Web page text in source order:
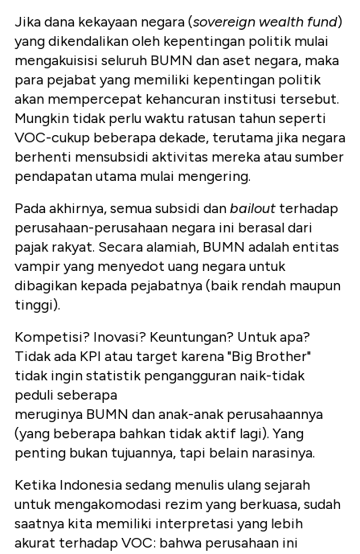
Jika dana kekayaan negara (sovereign wealth fund)
yang dikendalikan oleh kepentingan politik mulai
mengakuisisi seluruh BUMN dan aset negara, maka
para pejabat yang memiliki kepentingan politik
akan mempercepat kehancuran institusi tersebut.
Mungkin tidak perlu waktu ratusan tahun seperti
VOC-cukup beberapa dekade, terutama jika negara
berhenti mensubsidi aktivitas mereka atau sumber
pendapatan utama mulai mengering.
Pada akhirnya, semua subsidi danbailout terhadap
perusahaan-perusahaan negara ini berasal dari
pajak rakyat. Secara alamiah, BUMN adalah entitas
vampir yang menyedot uang negara untuk
dibagikan kepada pejabatnya (baik rendah maupun
tinggi).
Kompetisi? Inovasi? Keuntungan? Untuk apa?
Tidak ada KPI atau target karena "Big Brother"
tidak ingin statistik pengangguran naik-tidak
peduli seberapa
meruginya BUMN dan anak-anak perusahaannya
(yang beberapa bahkan tidak aktif lagi). Yang
penting bukan tujuannya, tapi belain narasinya.
Ketika Indonesia sedang menulis ulang sejarah
untuk mengakomodasi rezim yang berkuasa, sudah
saatnya kita memiliki interpretasi yang lebih
akurat terhadap VOC: bahwa perusahaan ini